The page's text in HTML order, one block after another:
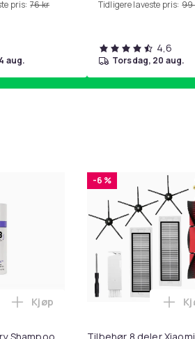
pris: 76 kr
aug.
Tidligere laveste pris: 99
4,6
torsdag, 20 aug.
- Trimmer for Poter i
Legg K18 Airwash Dry
Kjøp
-6 %